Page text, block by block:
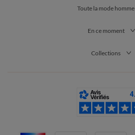
Toute la mode homme
En ce moment
Collections